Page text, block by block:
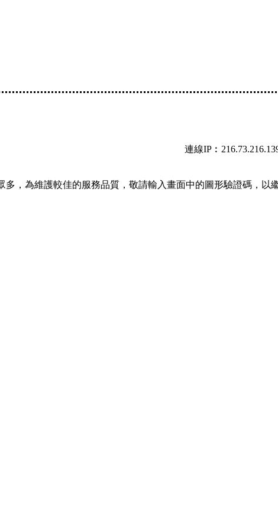
連線
，為維護較佳的服務品質，敬請輸入畫面中的圖形驗證碼，以